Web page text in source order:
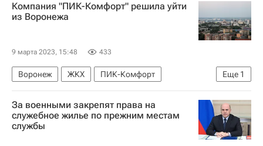
Компания "ПИК-Комфорт" решила уйти
из Воронежа
9 марта 2023, 15:48 433
Еще 1
Воронеж ЖКХ
ПИК-Комфорт
Александр Гусев (губернатор)
За военными закрепят права на
служебное жилье по прежним местам
службы